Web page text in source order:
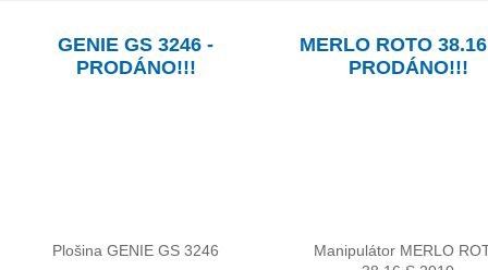
GENIE GS 3246 -
PRODÁNO!!!
Plošina GENIE GS 3246
MERLO ROTO
PRODÁNO!!!
Manipulátor MERLO